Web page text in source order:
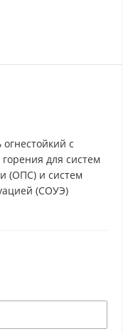
с
для систем
(ОПС) и систем
(СОУЭ)